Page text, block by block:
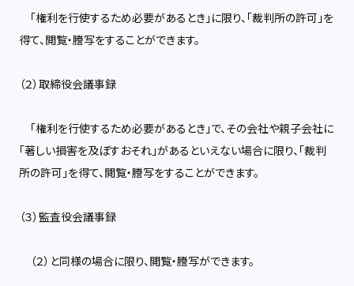
「権利を行使するため必要があるとき」に限り、「裁判所の許可」を
得て、閲覧・謄写をすることができます。
（２）取締役会議事録
「権利を行使するため必要があるとき」で、その会社や親子会社に
「著しい損害を及ぼすおそれ」があるといえない場合に限り、「裁判
所の許可」を得て、閲覧・謄写をすることができます。
（３）監査役会議事録
（２）と同様の場合に限り、閲覧・謄写ができます。